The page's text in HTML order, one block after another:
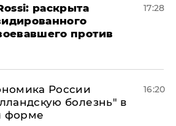
раскрыта
против
17:28
России
болезнь" в
форме
16:20